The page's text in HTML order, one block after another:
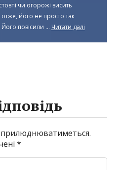
чи огорожі висить
отже, його не просто так
Його повісили ... Читати далі
*